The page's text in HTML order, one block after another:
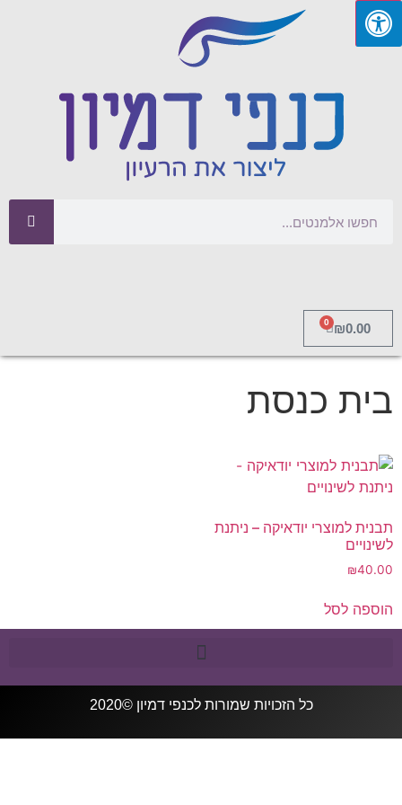
₪0.00
0
בית כנסת
תבנית למוצרי יודאיקה – ניתנת
לשינויים
₪40.00
הוספה לסל
כל הזכויות שמורות לכנפי דמיון ©2020